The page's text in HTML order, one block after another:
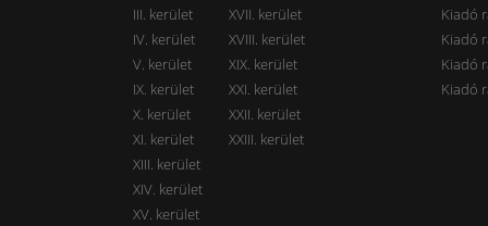
III. kerület
IV. kerület
V. kerület
IX. kerület
X. kerület
XI. kerület
XIII. kerület
XIV. kerület
XV. kerület
XVII. kerület
XVIII. kerület
XIX. kerület
XXI. kerület
XXII. kerület
XXIII. kerület
Kiadó
Kiadó
Kiadó
Kiadó